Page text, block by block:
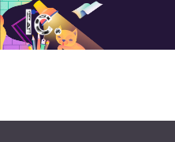
Illustratörcentrum